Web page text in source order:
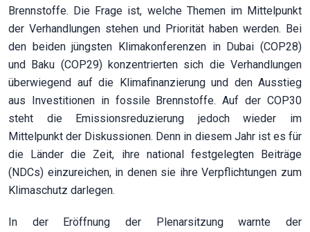
Brennstoffe. Die Frage ist, welche Themen im Mittelpunkt
der Verhandlungen stehen und Priorität haben werden. Bei
den beiden jüngsten Klimakonferenzen in Dubai (COP28)
und Baku (COP29) konzentrierten sich die Verhandlungen
überwiegend auf die Klimafinanzierung und den Ausstieg
aus Investitionen in fossile Brennstoffe. Auf der COP30
steht die Emissionsreduzierung jedoch wieder im
Mittelpunkt der Diskussionen. Denn in diesem Jahr ist es für
die Länder die Zeit, ihre national festgelegten Beiträge
(NDCs) einzureichen, in denen sie ihre Verpflichtungen zum
Klimaschutz darlegen.
In der Eröffnung der Plenarsitzung warnte der